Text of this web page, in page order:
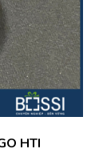
HTI